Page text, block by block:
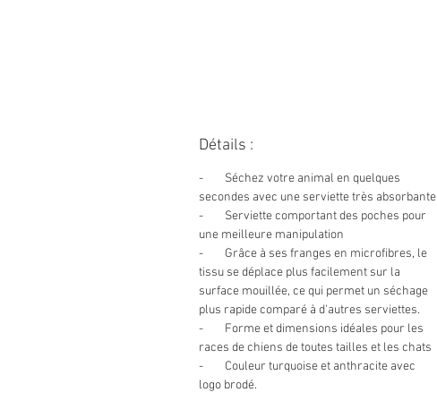
Détails :
- Séchez votre animal en quelques
secondes avec une serviette très absorbante
- Serviette comportant des poches pour
une meilleure manipulation
- Grâce à ses franges en microfibres, le
tissu se déplace plus facilement sur la
surface mouillée, ce qui permet un séchage
plus rapide comparé à d'autres serviettes.
- Forme et dimensions idéales pour les
races de chiens de toutes tailles et les chats
- Couleur turquoise et anthracite avec
logo brodé.